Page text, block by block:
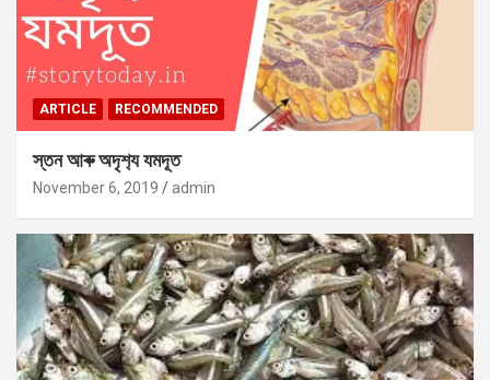
ARTICLE RECOMMENDED
স্তন আৰু অদৃশ‍্য যমদূত
November 6, 2019 admin